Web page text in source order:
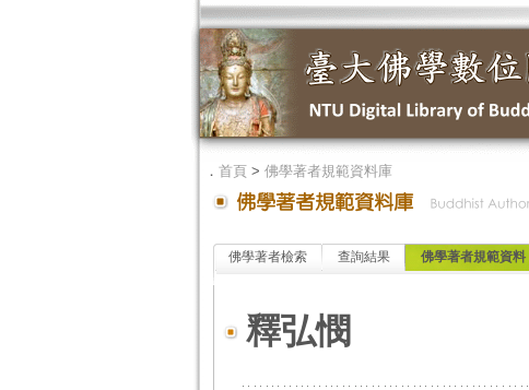
． 首頁> 佛學著者規範資料庫
佛學著者檢索 查詢結果 佛學著者規範資料
釋弘憫